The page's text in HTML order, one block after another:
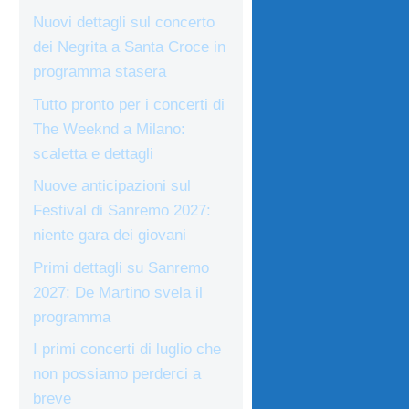
Nuovi dettagli sul concerto
dei Negrita a Santa Croce in
programma stasera
Tutto pronto per i concerti di
The Weeknd a Milano:
scaletta e dettagli
Nuove anticipazioni sul
Festival di Sanremo 2027:
niente gara dei giovani
Primi dettagli su Sanremo
2027: De Martino svela il
programma
I primi concerti di luglio che
non possiamo perderci a
breve